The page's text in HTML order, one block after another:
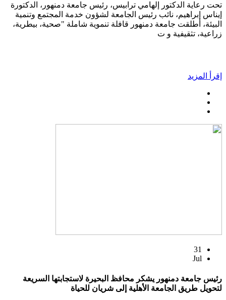
تحت رعاية الدكتور إلهامي ترابيس، رئيس جامعة دمنهور، الدكتورة
إيناس إبراهيم، نائب رئيس الجامعة لشؤون خدمة المجتمع وتنمية
البيئة، أطلقت جامعة دمنهور قافلة تنموية شاملة "صحية، بيطرية،
زراعية، تثقيفية و ت
إقرأ المزيد
31
Jul
رئيس جامعة دمنهور يشكر محافظ البحيرة لاستجابتها السريعة
لتحويل طريق الجامعة الأهلية إلى شريان للحياة